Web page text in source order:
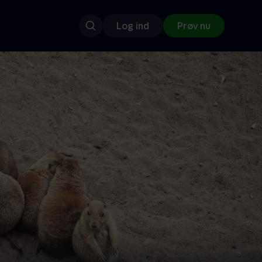
Log ind Prøv nu